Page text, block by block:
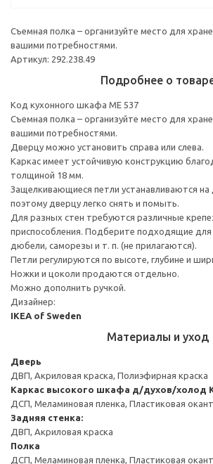
Съемная полка – организуйте место для
вашими потребностями.
Артикул: 292.238.49
Подробнее о
Код кухонного шкафа ME 537
Съемная полка – организуйте место для
вашими потребностями.
Дверцу можно установить справа или слева.
Каркас имеет устойчивую конструкцию
толщиной 18 мм.
Защелкивающиеся петли устанавливаются на
поэтому дверцу легко снять и помыть.
Для разных стен требуются различные
приспособления. Подберите подходящие для
дюбели, саморезы и т. п. (не прилагаются).
Петли регулируются по высоте, глубине и
Ножки и цоколи продаются отдельно.
Можно дополнить ручкой.
Дизайнер:
IKEA of Sweden
Материалы и уход
Дверь
ДВП, Акриловая краска, Полиэфирная краска
Каркас высокого шкафа д/духов/холод
ДСП, Меламиновая пленка, Пластиковая
Задняя стенка:
ДВП, Акриловая краска
Полка
ДСП, Меламиновая пленка, Пластиковая